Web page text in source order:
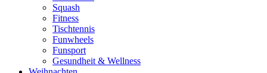
Squash
Fitness
Tischtennis
Funwheels
Funsport
Gesundheit & Wellness